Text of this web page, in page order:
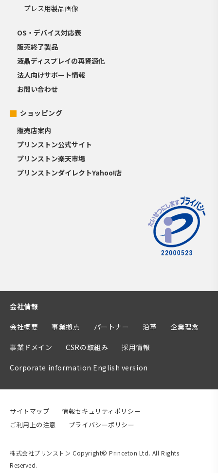
プレス用製品画像
OS・デバイス対応表
販売終了製品
液晶ディスプレイの再資源化
法人向けサポート情報
お問い合わせ
ショッピング
販売店案内
プリンストン公式サイト
プリンストン楽天市場
プリンストンダイレクトYahoo!店
会社情報
会社概要 事業拠点 パートナー 沿革 企業理念
事業ドメイン CSRの取組み 採用情報
Corporate information English version
サイトマップ
情報セキュリティポリシー
ご利用上の注意
プライバシーポリシー
株式会社プリンストン Copyright© Princeton Ltd. All Rights
Reserved.